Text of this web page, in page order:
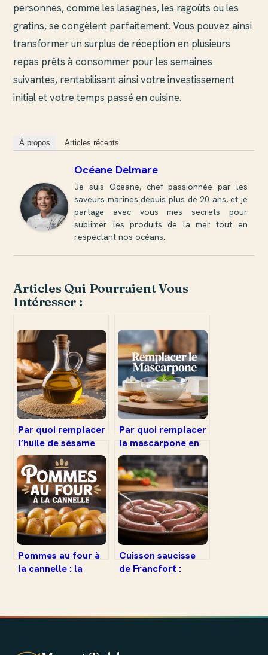
personnes, comme les lasagnes, les ragoûts ou les
gratins, se congèlent parfaitement. Vous pouvez ainsi
transformer un surplus de réception en plusieurs
repas prêts à consommer pour les semaines
suivantes, rentabilisant ainsi votre investissement
initial et votre temps passé en cuisine.
À propos Articles récents
Océane Delmare
Je suis Océane, chef passionnée par les
saveurs marines depuis plus de 20 ans, et je
partage avec vous mes secrets pour
sublimer les produits de la mer tout en
respectant nos océans.
Articles Qui Pourraient Vous
Intéresser :
Par quoi remplacer
l’huile de sésame
en cuisine :
alternatives
savoureuses et
astuces
Par quoi remplacer
la mascarpone en
cuisine :
alternatives
efficaces et astuces
Pommes au four à
la cannelle : la
Cuisson saucisse
de Francfort :